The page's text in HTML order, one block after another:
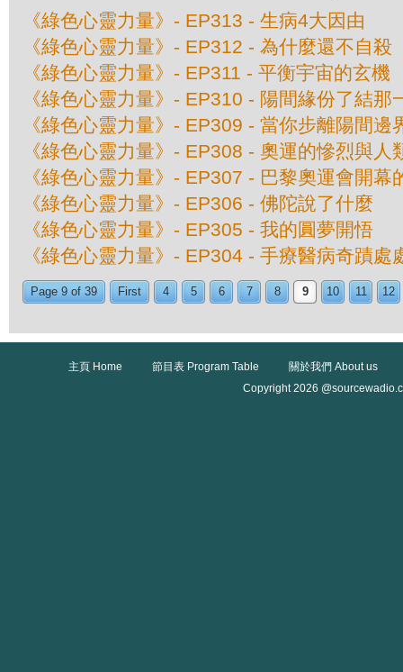
《綠色心靈力量》- EP313 - 生病4大因由
《綠色心靈力量》- EP312 - 為什麼還不自殺
《綠色心靈力量》- EP311 - 平衡宇宙的玄機
《綠色心靈力量》- EP310 - 陽間緣份了結那
《綠色心靈力量》- EP309 - 當你步離陽間邊
《綠色心靈力量》- EP308 - 奧運的慘烈與人
《綠色心靈力量》- EP307 - 巴黎奧運會開幕
《綠色心靈力量》- EP306 - 佛陀說了什麼
《綠色心靈力量》- EP305 - 我的圓夢開悟
《綠色心靈力量》- EP304 - 手療醫病奇蹟
Page 9 of 39 First 4 5 6 7 8 9 10 11 12
主頁 Home 節目表 Program Table
關於我們 About us
Copyright 2026